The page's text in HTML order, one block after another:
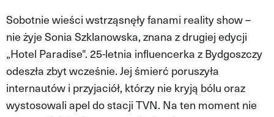
VIVA!MAN
VIVA!PEOPLE POWER
VIVA!ITAKA
MAGAZYN VIVA!
Sobotnie wieści wstrząsnęły fanami reality show –
nie żyje Sonia Szklanowska, znana z drugiej edycji
„Hotel Paradise". 25-letnia influencerka z Bydgoszczy
odeszła zbyt wcześnie. Jej śmierć poruszyła
internautów i przyjaciół, którzy nie kryją bólu oraz
wystosowali apel do stacji TVN. Na ten moment nie